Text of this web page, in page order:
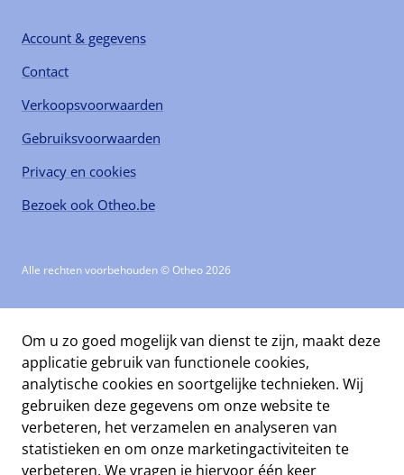
Account & gegevens
Contact
Verkoopsvoorwaarden
Gebruiksvoorwaarden
Privacy en cookies
Bezoek ook Otheo.be
Alle rechten voorbehouden © Otheo 2026
Om u zo goed mogelijk van dienst te zijn, maakt deze
applicatie gebruik van functionele cookies,
analytische cookies en soortgelijke technieken. Wij
gebruiken deze gegevens om onze website te
verbeteren, het verzamelen en analyseren van
statistieken en om onze marketingactiviteiten te
verbeteren. We vragen je hiervoor één keer